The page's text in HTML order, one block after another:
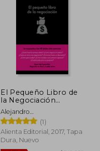
45%
dcto.
El Pequeño Libro de
la Negociación
(Coleccion Alienta)
Alejandro
Hern&Aacute;Ndez
(1)
Alienta Editorial, 2017, Tapa
Dura, Nuevo